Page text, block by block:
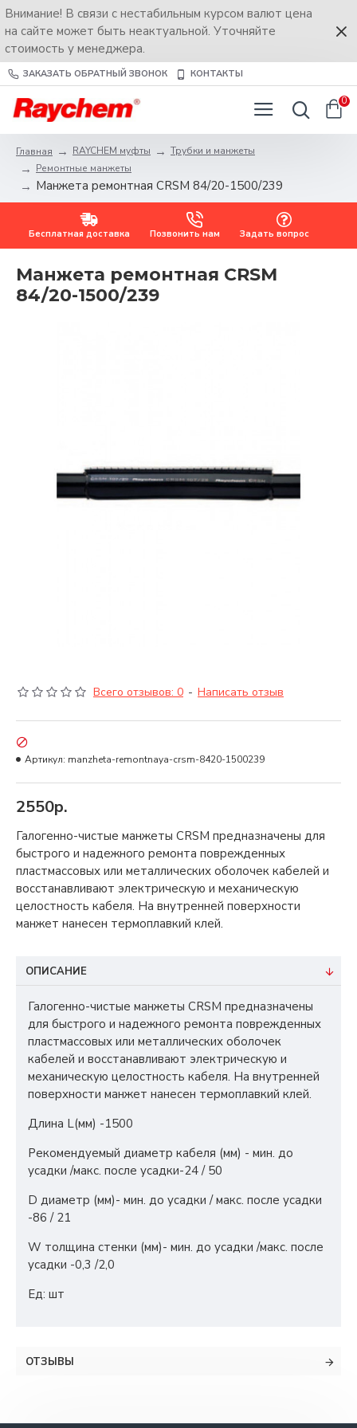
Внимание! В связи с нестабильным курсом валют цена
на сайте может быть неактуальной. Уточняйте
стоимость у менеджера.
ЗАКАЗАТЬ ОБРАТНЫЙ ЗВОНОК КОНТАКТЫ
0
Главная RAYCHEM муфты
Трубки и манжеты
Ремонтные манжеты
Манжета ремонтная CRSM 84/20-1500/239
Бесплатная доставка Позвонить нам Задать вопрос
Манжета ремонтная CRSM
84/20-1500/239
Всего отзывов: 0 - Написать отзыв
2550р.
Артикул: manzheta-remontnaya-crsm-8420-1500239
Галогенно-чистые манжеты CRSM предназначены для
быстрого и надежного ремонта поврежденных
пластмассовых или металлических оболочек кабелей и
восстанавливают электрическую и механическую
целостность кабеля. На внутренней поверхности
манжет нанесен термоплавкий клей.
ОПИСАНИЕ
Галогенно-чистые манжеты CRSM предназначены
для быстрого и надежного ремонта поврежденных
пластмассовых или металлических оболочек
кабелей и восстанавливают электрическую и
механическую целостность кабеля. На внутренней
поверхности манжет нанесен термоплавкий клей.
Длина L(мм) -1500
Рекомендуемый диаметр кабеля (мм) - мин. до
усадки /макс. после усадки-24 / 50
D диаметр (мм)- мин. до усадки / макс. после усадки
-86 / 21
W толщина стенки (мм)- мин. до усадки /макс. после
усадки -0,3 /2,0
Ед: шт
ОТЗЫВЫ